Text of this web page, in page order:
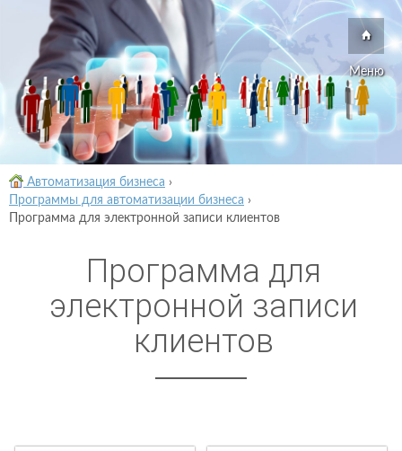
Меню
Автоматизация бизнеса ›
Программы для автоматизации бизнеса ›
Программа для электронной записи клиентов
Программа для
электронной записи
клиентов